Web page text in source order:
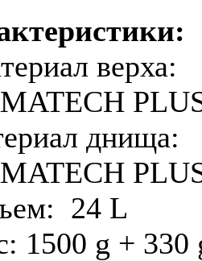
верха:
днища:
24 L
1500 g + 330